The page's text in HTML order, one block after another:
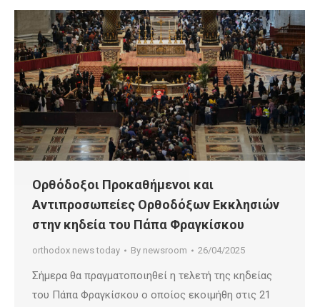
Ορθόδοξοι Προκαθήμενοι και
Αντιπροσωπείες Ορθοδόξων Εκκλησιών
στην κηδεία του Πάπα Φραγκίσκου
orthodox news today By newsroom 26/04/2025
Σήμερα θα πραγματοποιηθεί η τελετή της κηδείας
του Πάπα Φραγκίσκου ο οποίος εκοιμήθη στις 21